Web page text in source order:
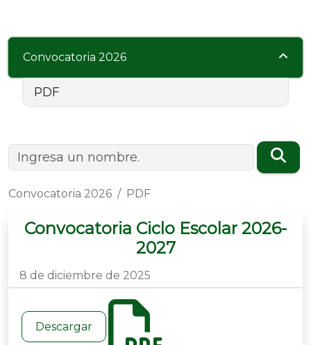
Convocatoria 2026
PDF
Convocatoria 2026 PDF
Convocatoria Ciclo Escolar 2026-
2027
8 de diciembre de 2025
Descargar